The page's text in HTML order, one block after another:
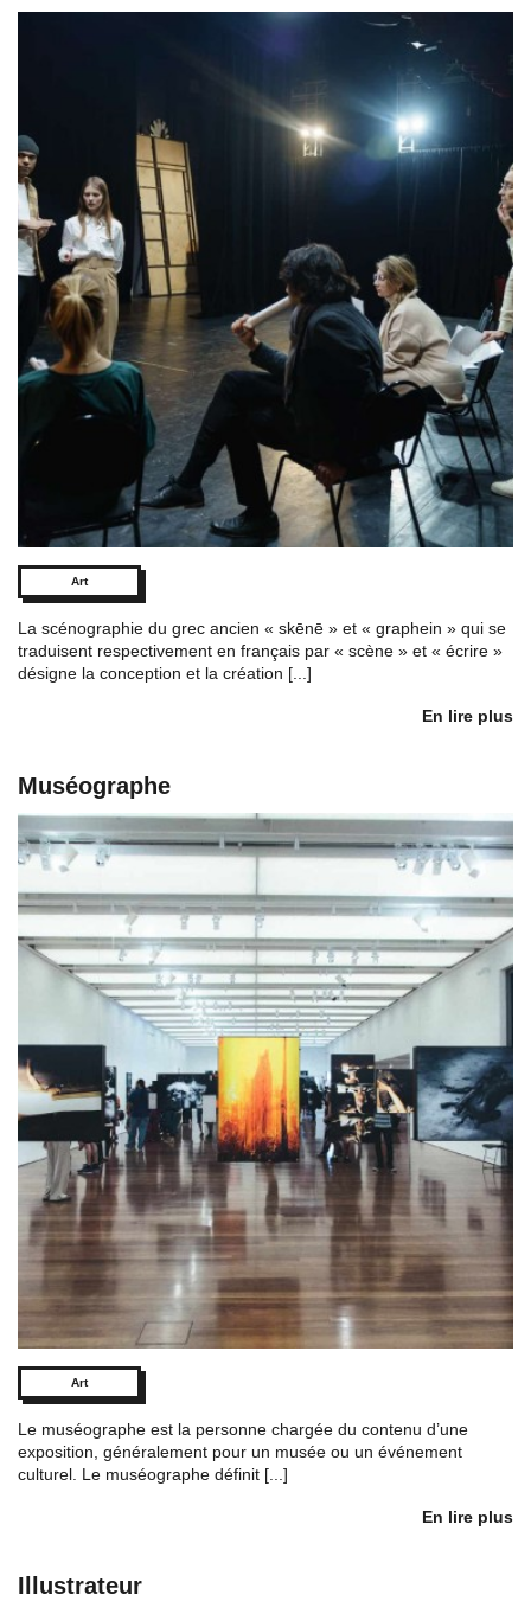
Art
La scénographie du grec ancien « skēnē » et « graphein » qui se
traduisent respectivement en français par « scène » et « écrire »
désigne la conception et la création [...]
En lire plus
Muséographe
Art
Le muséographe est la personne chargée du contenu d’une
exposition, généralement pour un musée ou un événement
culturel. Le muséographe définit [...]
En lire plus
Illustrateur